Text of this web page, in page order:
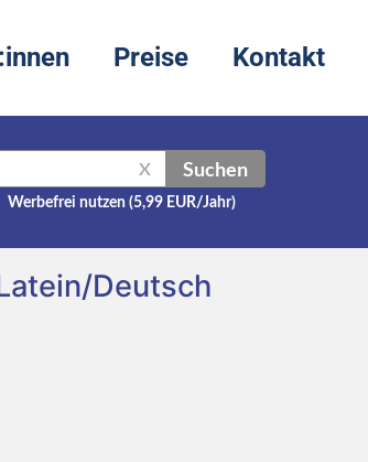
Preise Kontakt
X Suchen
Werbefrei nutzen (5,99 EUR/Jahr)
Deutsch